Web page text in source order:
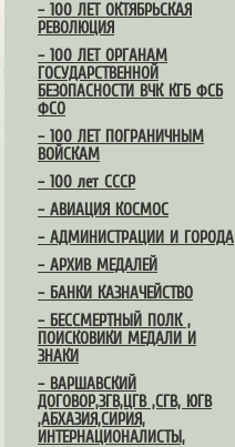
– 100 ЛЕТ ОКТЯБРЬСКАЯ
РЕВОЛЮЦИЯ
– 100 ЛЕТ ОРГАНАМ
ГОСУДАРСТВЕННОЙ
БЕЗОПАСНОСТИ ВЧК КГБ ФСБ
ФСО
– 100 ЛЕТ ПОГРАНИЧНЫМ
ВОЙСКАМ
– 100 лет СССР
– АВИАЦИЯ КОСМОС
– АДМИНИСТРАЦИИ И ГОРОДА
– АРХИВ МЕДАЛЕЙ
– БАНКИ КАЗНАЧЕЙСТВО
– БЕССМЕРТНЫЙ ПОЛК ,
ПОИСКОВИКИ МЕДАЛИ И
ЗНАКИ
– ВАРШАВСКИЙ
ДОГОВОР,ЗГВ,ЦГВ ,СГВ, ЮГВ
,АБХАЗИЯ,СИРИЯ,
ИНТЕРНАЦИОНАЛИСТЫ,